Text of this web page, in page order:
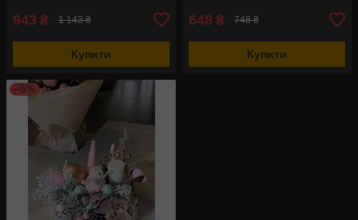
943 ₴ 1 143 ₴
Купити
648 ₴ 748 ₴
Купити
–6%